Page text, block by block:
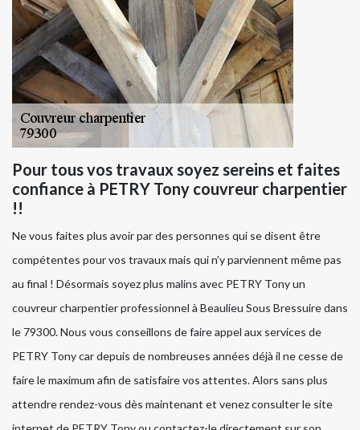
Pour tous vos travaux soyez sereins et faites
confiance à PETRY Tony couvreur charpentier
!!
Ne vous faites plus avoir par des personnes qui se disent être
compétentes pour vos travaux mais qui n’y parviennent même pas
au final ! Désormais soyez plus malins avec PETRY Tony un
couvreur charpentier professionnel à Beaulieu Sous Bressuire dans
le 79300. Nous vous conseillons de faire appel aux services de
PETRY Tony car depuis de nombreuses années déjà il ne cesse de
faire le maximum afin de satisfaire vos attentes. Alors sans plus
attendre rendez-vous dès maintenant et venez consulter le site